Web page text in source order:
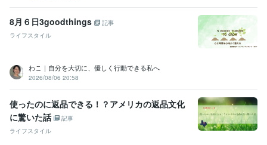
8月６日3goodthings
記事
ライフスタイル
わこ｜自分を大切に、優しく行動できる私へ
2026/08/06 20:58
使ったのに返品できる！？アメリカの返品文化
に驚いた話
記事
ライフスタイル